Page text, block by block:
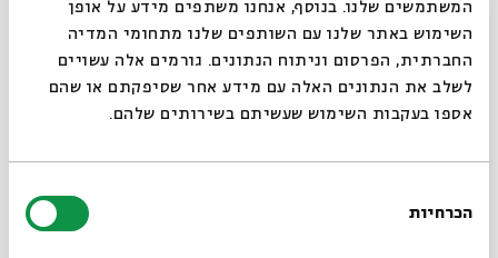
המשתמשים שלנו. בנוסף, אנחנו משתפים מידע על אופן
השימוש באתר שלנו עם השותפים שלנו מתחומי המדיה
החברתית, הפרסום וניתוח הנתונים. גורמים אלה עשויים
לשלב את הנתונים האלה עם מידע אחר שסיפקתם או שהם
אספו בעקבות השימוש שעשיתם בשירותים שלהם.
הסכמה
הכרחיות
05.12.24
סגור